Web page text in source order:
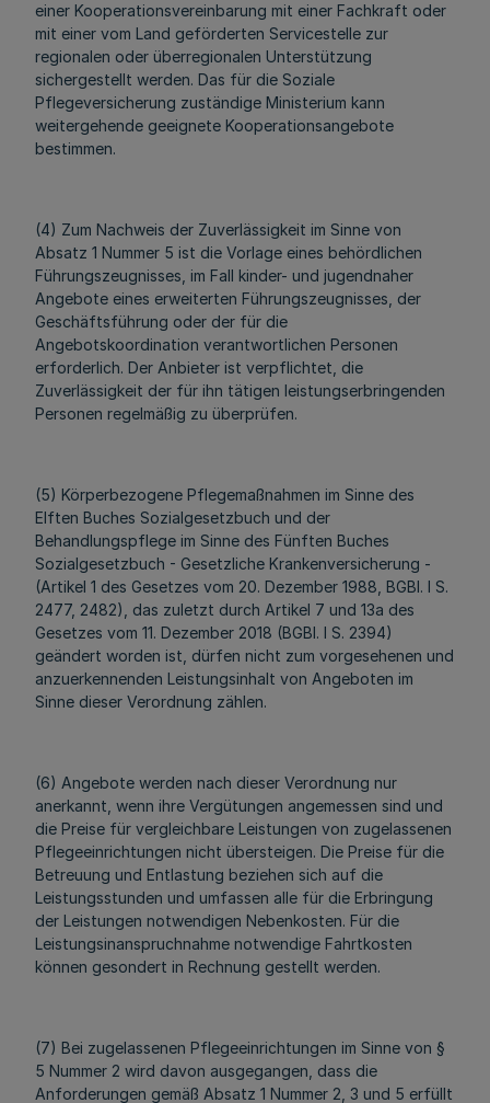
einer Kooperationsvereinbarung mit einer Fachkraft oder
mit einer vom Land geförderten Servicestelle zur
regionalen oder überregionalen Unterstützung
sichergestellt werden. Das für die Soziale
Pflegeversicherung zuständige Ministerium kann
weitergehende geeignete Kooperationsangebote
bestimmen.
(4) Zum Nachweis der Zuverlässigkeit im Sinne von
Absatz 1 Nummer 5 ist die Vorlage eines behördlichen
Führungszeugnisses, im Fall kinder- und jugendnaher
Angebote eines erweiterten Führungszeugnisses, der
Geschäftsführung oder der für die
Angebotskoordination verantwortlichen Personen
erforderlich. Der Anbieter ist verpflichtet, die
Zuverlässigkeit der für ihn tätigen leistungserbringenden
Personen regelmäßig zu überprüfen.
(5) Körperbezogene Pflegemaßnahmen im Sinne des
Elften Buches Sozialgesetzbuch und der
Behandlungspflege im Sinne des Fünften Buches
Sozialgesetzbuch - Gesetzliche Krankenversicherung -
(Artikel 1 des Gesetzes vom 20. Dezember 1988, BGBl. I S.
2477, 2482), das zuletzt durch Artikel 7 und 13a des
Gesetzes vom 11. Dezember 2018 (BGBl. I S. 2394)
geändert worden ist, dürfen nicht zum vorgesehenen und
anzuerkennenden Leistungsinhalt von Angeboten im
Sinne dieser Verordnung zählen.
(6) Angebote werden nach dieser Verordnung nur
anerkannt, wenn ihre Vergütungen angemessen sind und
die Preise für vergleichbare Leistungen von zugelassenen
Pflegeeinrichtungen nicht übersteigen. Die Preise für die
Betreuung und Entlastung beziehen sich auf die
Leistungsstunden und umfassen alle für die Erbringung
der Leistungen notwendigen Nebenkosten. Für die
Leistungsinanspruchnahme notwendige Fahrtkosten
können gesondert in Rechnung gestellt werden.
(7) Bei zugelassenen Pflegeeinrichtungen im Sinne von §
5 Nummer 2 wird davon ausgegangen, dass die
Anforderungen gemäß Absatz 1 Nummer 2, 3 und 5 erfüllt